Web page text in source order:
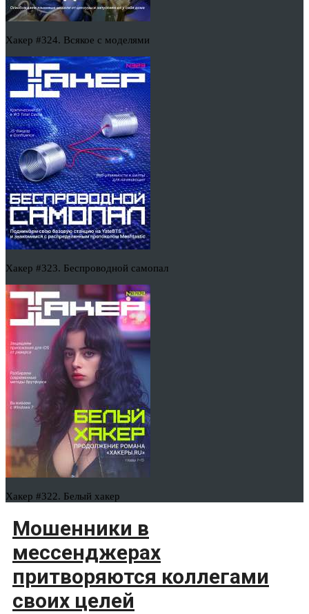
Хакер #324. Всякое с моделями
Хакер #323. Беспроводной самопал
Хакер #322. Белый хакер
Мошенники в
мессенджерах
притворяются коллегами
своих целей